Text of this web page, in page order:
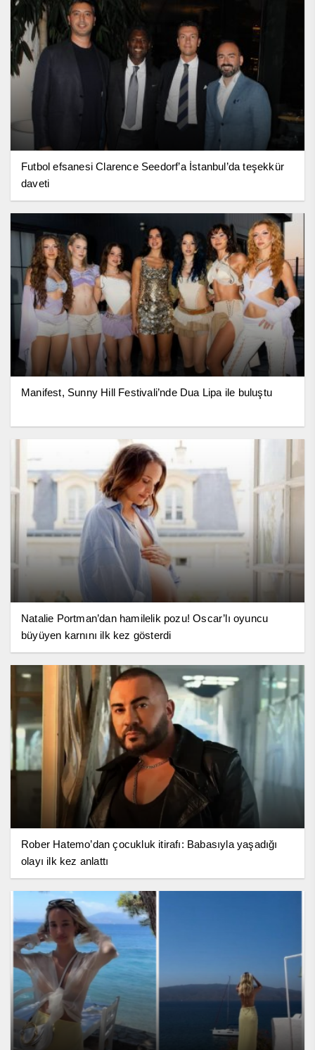
Futbol efsanesi Clarence Seedorf’a İstanbul’da teşekkür
daveti
Manifest, Sunny Hill Festivali’nde Dua Lipa ile buluştu
Natalie Portman’dan hamilelik pozu! Oscar’lı oyuncu
büyüyen karnını ilk kez gösterdi
Rober Hatemo’dan çocukluk itirafı: Babasıyla yaşadığı
olayı ilk kez anlattı